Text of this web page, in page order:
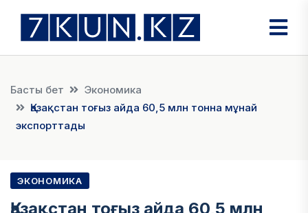
Басты бет
Экономика
Қазақстан тоғыз айда 60,5 млн тонна мұнай
экспорттады
ЭКОНОМИКА
Қазақстан тоғыз айда 60,5 млн